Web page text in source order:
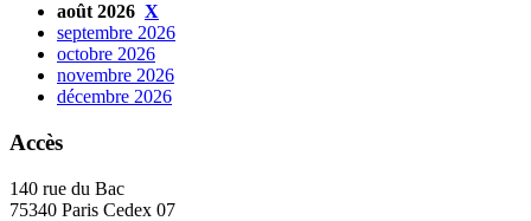
août 2026 X
septembre 2026
octobre 2026
novembre 2026
décembre 2026
Accès
140 rue du Bac
75340 Paris Cedex 07